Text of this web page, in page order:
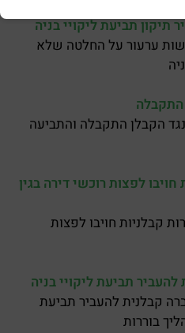
תביעת ליקויי בניה
ערעור על החלטה שלא
התקבלה
הקבלן התקבלה והתביעה
לפצות רוכשי דירה בגין
קבלניות חויבו לפצות
תביעת ליקויי בניה
קבלנית להעביר תביעת
בוררות